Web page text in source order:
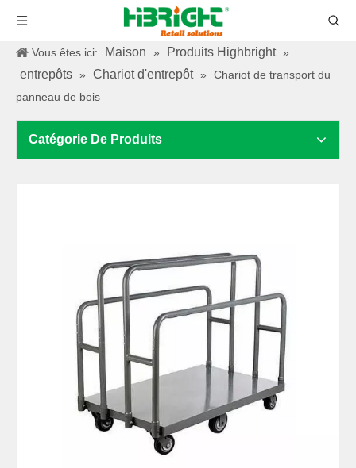
Vous êtes ici: Maison » Produits Highbright »
entrepôts » Chariot d'entrepôt »
Chariot de transport du
panneau de bois
Catégorie De Produits